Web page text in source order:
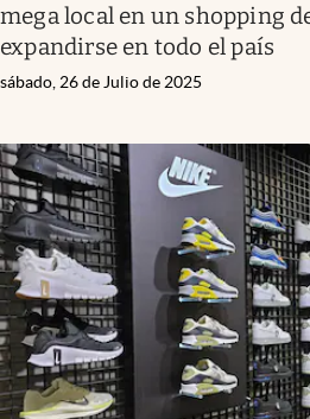
mega local en un shopping
expandirse en todo el país
sábado, 26 de Julio de 2025